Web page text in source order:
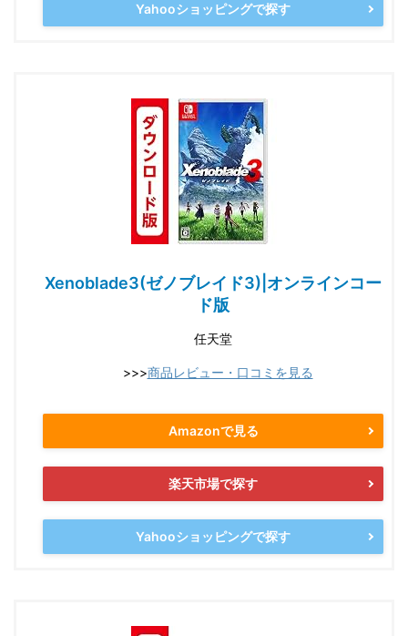
Yahooショッピングで探す
Xenoblade3(ゼノブレイド3)|オンラインコー
ド版
任天堂
>>>商品レビュー・口コミを見る
Amazonで見る
楽天市場で探す
Yahooショッピングで探す